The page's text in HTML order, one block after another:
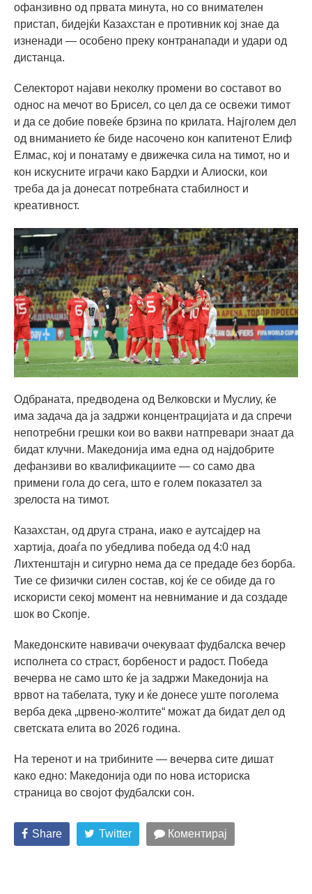
офанзивно од првата минута, но со внимателен
пристап, бидејќи Казахстан е противник кој знае да
изненади — особено преку контранапади и удари од
дистанца.
Селекторот најави неколку промени во составот во
однос на мечот во Брисел, со цел да се освежи тимот
и да се добие повеќе брзина по крилата. Најголем дел
од вниманието ќе биде насочено кон капитенот Елиф
Елмас, кој и понатаму е движечка сила на тимот, но и
кон искусните играчи како Бардхи и Алиоски, кои
треба да ја донесат потребната стабилност и
креативност.
Одбраната, предводена од Велковски и Муслиу, ќе
има задача да ја задржи концентрацијата и да спречи
непотребни грешки кои во вакви натпревари знаат да
бидат клучни. Македонија има една од најдобрите
дефанзиви во квалификациите — со само два
примени гола до сега, што е голем показател за
зрелоста на тимот.
Казахстан, од друга страна, иако е аутсајдер на
хартија, доаѓа по убедлива победа од 4:0 над
Лихтенштајн и сигурно нема да се предаде без борба.
Тие се физички силен состав, кој ќе се обиде да го
искористи секој момент на невнимание и да создаде
шок во Скопје.
Македонските навивачи очекуваат фудбалска вечер
исполнета со страст, борбеност и радост. Победа
вечерва не само што ќе ја задржи Македонија на
врвот на табелата, туку и ќе донесе уште поголема
верба дека „црвено-жолтите“ можат да бидат дел од
светската елита во 2026 година.
На теренот и на трибините — вечерва сите дишат
како едно: Македонија оди по нова историска
страница во својот фудбалски сон.
Share Twitter Коментирај